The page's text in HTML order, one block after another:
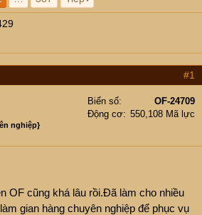
#1
nghiệp}
Biển số
OF-24709
Động cơ
550,108 Mã lực
OF cũng khá lâu rồi.Đã làm cho nhiều
gian hàng chuyên nghiệp để phục vụ